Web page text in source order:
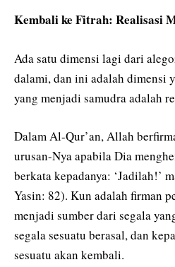
Kembali ke Fitrah: Realisasi
Ada satu dimensi lagi dari
dalami, dan ini adalah dimensi
yang menjadi samudra adalah
Dalam Al-Qur’an, Allah
urusan-Nya apabila Dia
berkata kepadanya: ‘Jadilah!’
Yasin: 82). Kun adalah firman
menjadi sumber dari segala
segala sesuatu berasal, dan
sesuatu akan kembali.